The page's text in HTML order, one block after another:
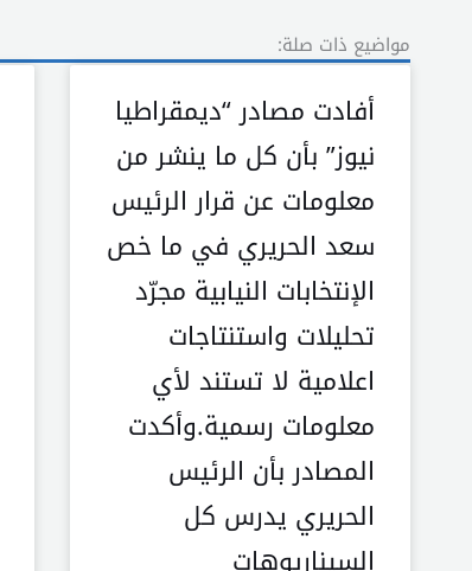
مواضيع ذات صلة:
أفادت مصادر “ديمقراطيا
نيوز” بأن كل ما ينشر من
معلومات عن قرار الرئيس
سعد الحريري في ما خص
الإنتخابات النيابية مجرّد
تحليلات واستنتاجات
اعلامية لا تستند لأي
معلومات رسمية.وأكدت
المصادر بأن الرئيس
الحريري يدرس كل
السيناريوهات